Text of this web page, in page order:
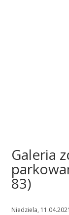
Galeria
83)
Niedziela,